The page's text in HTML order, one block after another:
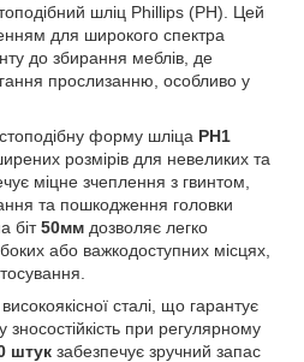
шліц Phillips (PH). Цей
для широкого спектра
до збирання меблів, де
прослизанню, особливо у
форму шліца PH1
розмірів для невеликих та
міцне зчеплення з гвинтом,
та пошкодження головки
біт50мм дозволяє легко
або важкодоступних місцях,
сталі, що гарантує
зносостійкість при регулярному
штук забезпечує зручний запас